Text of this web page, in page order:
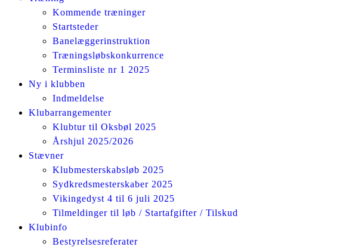
Kommende træninger
Startsteder
Banelæggerinstruktion
Træningsløbskonkurrence
Terminsliste nr 1 2025
Ny i klubben
Indmeldelse
Klubarrangementer
Klubtur til Oksbøl 2025
Årshjul 2025/2026
Stævner
Klubmesterskabsløb 2025
Sydkredsmesterskaber 2025
Vikingedyst 4 til 6 juli 2025
Tilmeldinger til løb / Startafgifter / Tilskud
Klubinfo
Bestyrelsesreferater